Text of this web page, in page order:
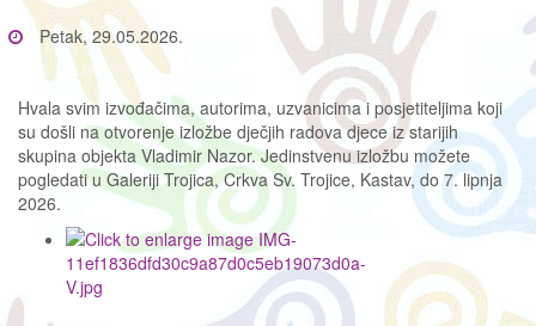
Petak, 29.05.2026.
Hvala svim izvođačima, autorima, uzvanicima i posjetiteljima koji
su došli na otvorenje izložbe dječjih radova djece iz starijih
skupina objekta Vladimir Nazor. Jedinstvenu izložbu možete
pogledati u Galeriji Trojica, Crkva Sv. Trojice, Kastav, do 7. lipnja
2026.